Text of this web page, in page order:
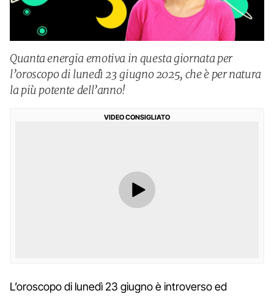
Quanta energia emotiva in questa giornata per
l’oroscopo di lunedì 23 giugno 2025, che è per natura
la più potente dell’anno!
VIDEO CONSIGLIATO
L’oroscopo di lunedì 23 giugno è introverso ed